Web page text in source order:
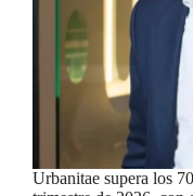
Urbanitae supera los